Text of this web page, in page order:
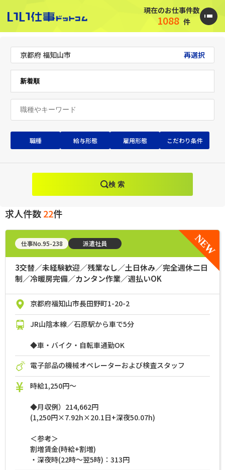
現在のお仕事件数
1088 件
京都府 福知山市 再選択
職種 給与形態 雇用形態 こだわり条件
検 索
求人件数22件
仕事No.95-238 派遣社員
3交替／未経験歓迎／残業なし／土日休み／完全週休二日
制／冷暖房完備／カンタン作業／週払いOK
京都府福知山市長田野町1-20-2
JR山陰本線／石原駅から車で5分
◆車・バイク・自転車通勤OK
電子部品の機械オペレーターおよび検査スタッフ
時給1,250円～
◆月収例）214,662円
(1,250円×7.92h×20.1日+深夜50.07h)
＜参考＞
割増賃金(時給+割増)
・深夜時(22時～翌5時)：313円